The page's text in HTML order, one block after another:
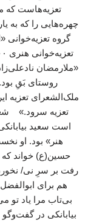
تعزیه‌هاست که
چهره‌هایی را که به
گروه تعزیه‌خوانی
«ملارمضان
روستای بَقِ
تعزیه سرود.»
است سعید
هنر» بود. او
حسین(ع) خواند
رفت بر سرِ نی/
هم برای
بی‌تاب مرا یاد تو
بیابانکی در گفت‌وگو